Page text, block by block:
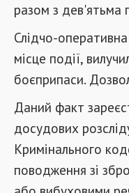
разом з дев'ятьма
Слідчо-оперативна
місце події,
боєприпаси.
Даний факт
досудових
Кримінального
поводження зі